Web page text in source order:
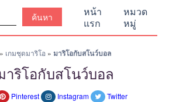
หน้า
แรก
หมวด
หมู่
» เกมชุดมาริโอ » มาริโอกับสโนว์บอล
ริโอกับสโนว์บอล
Pinterest Instagram Twitter